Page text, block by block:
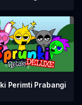
Perimti Prabangi